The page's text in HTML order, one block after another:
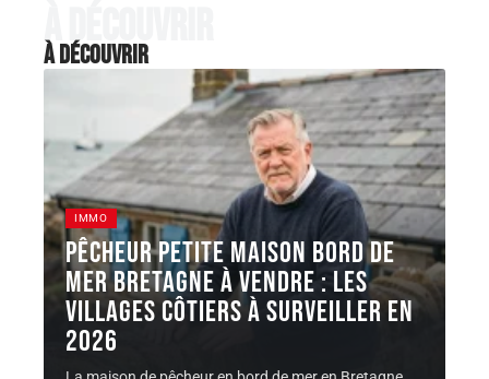
À découvrir
À découvrir
IMMO
Pêcheur petite maison bord de
mer Bretagne à vendre : les
villages côtiers à surveiller en
2026